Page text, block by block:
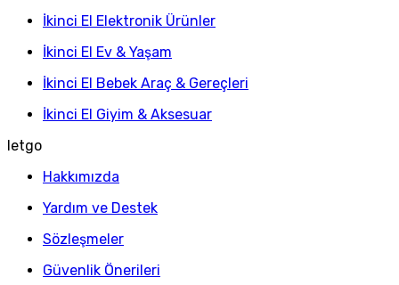
İkinci El Elektronik Ürünler
İkinci El Ev & Yaşam
İkinci El Bebek Araç & Gereçleri
İkinci El Giyim & Aksesuar
letgo
Hakkımızda
Yardım ve Destek
Sözleşmeler
Güvenlik Önerileri